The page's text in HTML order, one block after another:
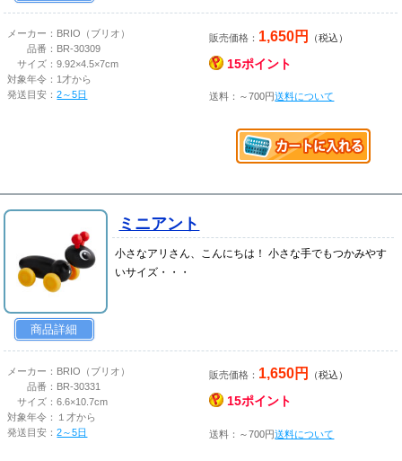
メーカー： BRIO（ブリオ）
品番： BR-30309
サイズ：9.92×4.5×7cm
対象年令： 1才から
発送目安：2～5日
販売価格： 1,650円 （税込）
15ポイント
送料：～700円送料について
商品詳細
ミニアント
小さなアリさん、こんにちは！ 小さな手でもつかみやす
いサイズ・・・
メーカー： BRIO（ブリオ）
品番： BR-30331
サイズ：6.6×10.7cm
対象年令：
１才から
発送目安：2～5日
販売価格： 1,650円 （税込）
15ポイント
送料：～700円送料について